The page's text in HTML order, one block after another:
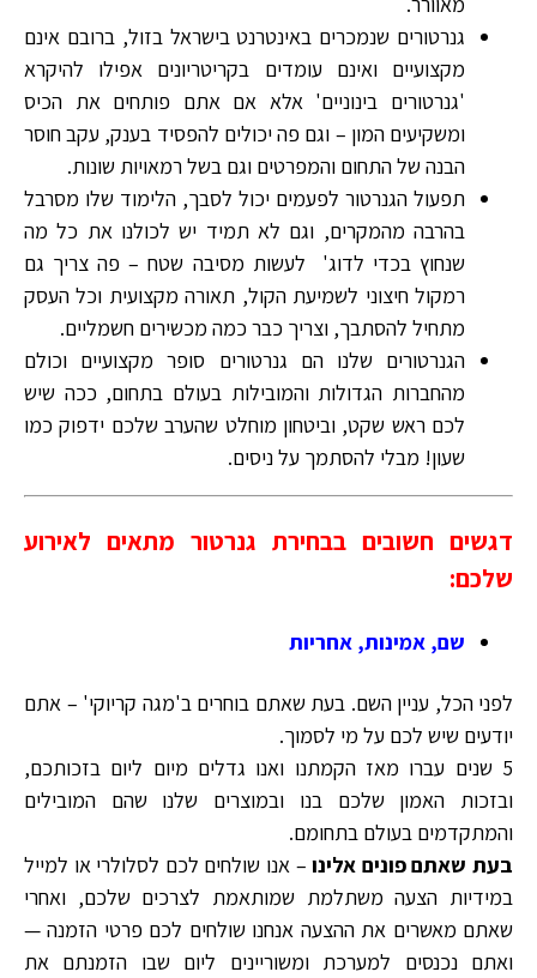
גנרטורים שנמכרים באינטרנט בישראל בזול, ברובם אינם
מקצועיים ואינם עומדים בקריטריונים אפילו להיקרא
'גנרטורים בינוניים' אלא אם אתם פותחים את הכיס
ומשקיעים המון – וגם פה יכולים להפסיד בענק, עקב חוסר
הבנה של התחום והמפרטים וגם בשל רמאויות שונות.
תפעול הגנרטור לפעמים יכול לסבך, הלימוד שלו מסרבל
בהרבה מהמקרים, וגם לא תמיד יש לכולנו את כל מה
שנחוץ בכדי לדוג' לעשות מסיבה שטח – פה צריך גם
רמקול חיצוני לשמיעת הקול, תאורה מקצועית וכל העסק
מתחיל להסתבך, וצריך כבר כמה מכשירים חשמליים.
הגנרטורים שלנו הם גנרטורים סופר מקצועיים וכולם
מהחברות הגדולות והמובילות בעולם בתחום, ככה שיש
לכם ראש שקט, וביטחון מוחלט שהערב שלכם ידפוק כמו
שעון! מבלי להסתמך על ניסים.
דגשים חשובים בבחירת גנרטור מתאים לאירוע
שלכם:
שם, אמינות, אחריות
לפני הכל, עניין השם. בעת שאתם בוחרים ב'מגה קריוקי' – אתם
יודעים שיש לכם על מי לסמוך.
5 שנים עברו מאז הקמתנו ואנו גדלים מיום ליום בזכותכם,
ובזכות האמון שלכם בנו ובמוצרים שלנו שהם המובילים
והמתקדמים בעולם בתחומם.
בעת שאתם פונים אלינו– אנו שולחים לכם לסלולרי או למייל
במידיות הצעה משתלמת שמותאמת לצרכים שלכם, ואחרי
שאתם מאשרים את ההצעה אנחנו שולחים לכם פרטי הזמנה —
ואתם נכנסים למערכת ומשוריינים ליום שבו הזמנתם את